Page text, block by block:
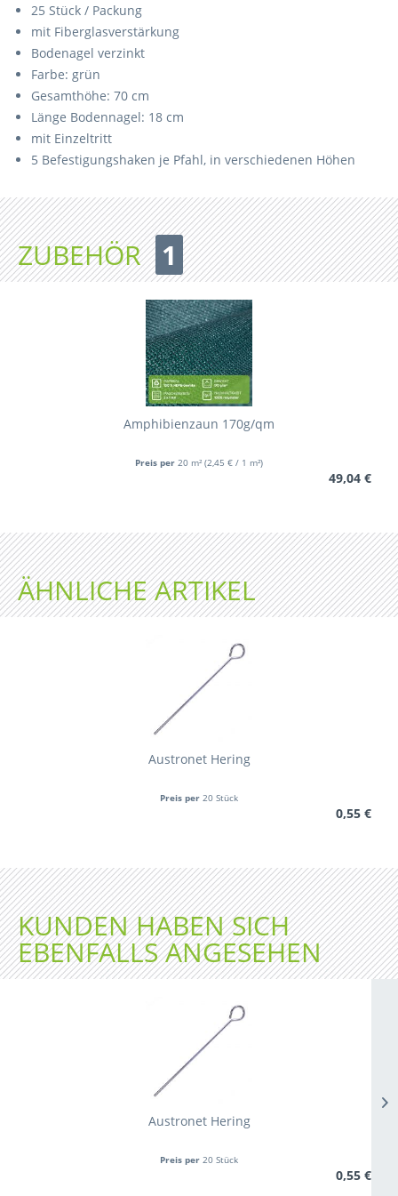
25 Stück / Packung
mit Fiberglasverstärkung
Bodenagel verzinkt
Farbe: grün
Gesamthöhe: 70 cm
Länge Bodennagel: 18 cm
mit Einzeltritt
5 Befestigungshaken je Pfahl, in verschiedenen Höhen
ZUBEHÖR 1
Amphibienzaun 170g/qm
Preis per 20 m² (2,45 € / 1 m²)
49,04 €
ÄHNLICHE ARTIKEL
Austronet Hering
Preis per 20 Stück
0,55 €
KUNDEN HABEN SICH
EBENFALLS ANGESEHEN
Austronet Hering
Preis per 20 Stück
0,55 €